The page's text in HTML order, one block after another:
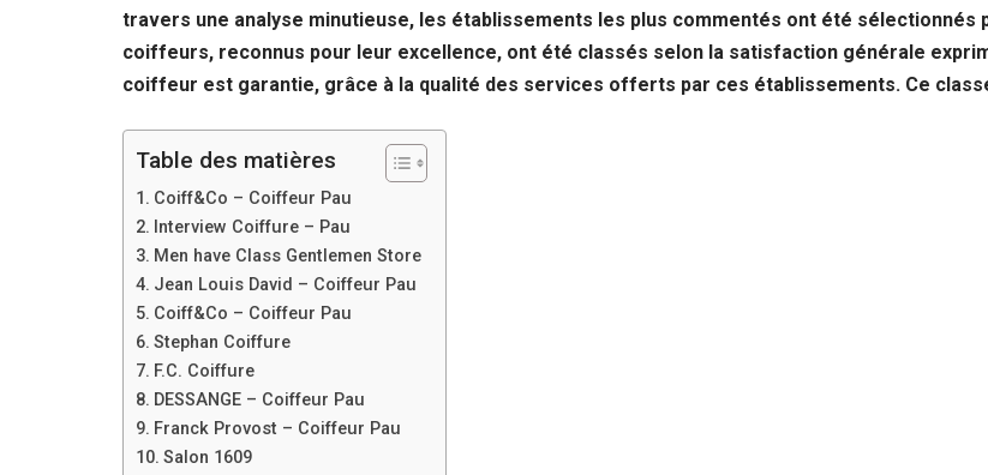
travers une analyse minutieuse, les établissements les plus commentés ont été
coiffeurs, reconnus pour leur excellence, ont été classés selon la satisfaction générale
coiffeur est garantie, grâce à la qualité des services offerts par ces établissements. Ce
Table des matières
Coiff&Co – Coiffeur Pau
Interview Coiffure – Pau
Men have Class Gentlemen Store
Jean Louis David – Coiffeur Pau
Coiff&Co – Coiffeur Pau
Stephan Coiffure
F.C. Coiffure
DESSANGE – Coiffeur Pau
Franck Provost – Coiffeur Pau
Salon 1609